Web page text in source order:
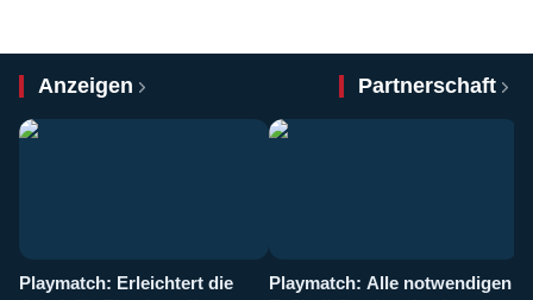
Anzeigen Partnerschaft
Playmatch: Erleichtert die
Playmatch: Alle notwendigen